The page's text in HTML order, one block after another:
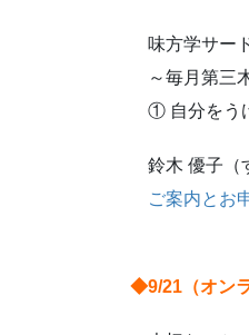
味方学サー
～毎月第三
① 自分をう
鈴木 優子（
ご案内とお
◆9/21（オンラ